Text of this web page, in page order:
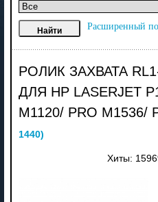
Расширенный
РОЛИК ЗАХВАТА
ДЛЯ HP LASERJET
M1120/ PRO M1536/
1440)
Хиты: